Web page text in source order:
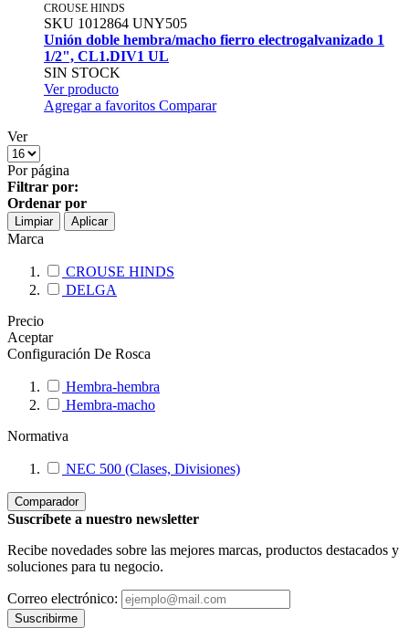
CROUSE HINDS
SKU 1012864 UNY505
Unión doble hembra/macho fierro electrogalvanizado 1
1/2", CL1.DIV1 UL
SIN STOCK
Ver producto
Agregar a favoritos Comparar
Ver
Por página
Filtrar por:
Ordenar por
Limpiar Aplicar
Marca
CROUSE HINDS
DELGA
Precio
Aceptar
Configuración De Rosca
Hembra-hembra
Hembra-macho
Normativa
NEC 500 (Clases, Divisiones)
Comparador
Suscríbete a nuestro newsletter
Recibe novedades sobre las mejores marcas, productos destacados y
soluciones para tu negocio.
Correo electrónico:
Suscribirme